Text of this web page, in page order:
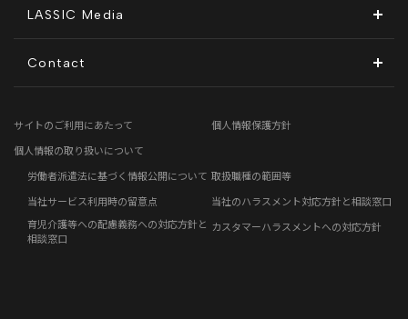
コーポレート・ガバナンス
LASSIC Media
地方創生コラム
お客さまの声
社員の声
事例紹介
Contact
サイトのご利用にあたって
個人情報保護方針
個人情報の取り扱いについて
労働者派遣法に基づく情報公開について 取扱職種の範囲等
当社サービス利用時の留意点
当社のハラスメント対応方針と相談窓口
育児介護等への配慮義務への対応方針と
相談窓口
カスタマーハラスメントへの対応方針